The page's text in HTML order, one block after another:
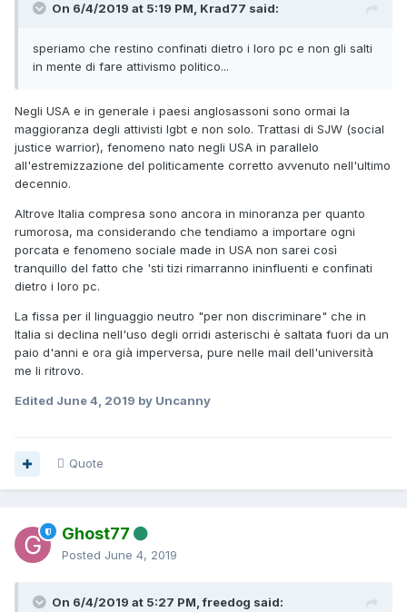
On 6/4/2019 at 5:19 PM, Krad77 said:
speriamo che restino confinati dietro i loro pc e non gli salti
in mente di fare attivismo politico...
Negli USA e in generale i paesi anglosassoni sono ormai la
maggioranza degli attivisti lgbt e non solo. Trattasi di SJW (social
justice warrior), fenomeno nato negli USA in parallelo
all'estremizzazione del politicamente corretto avvenuto nell'ultimo
decennio.
Altrove Italia compresa sono ancora in minoranza per quanto
rumorosa, ma considerando che tendiamo a importare ogni
porcata e fenomeno sociale made in USA non sarei così
tranquillo del fatto che 'sti tizi rimarranno ininfluenti e confinati
dietro i loro pc.
La fissa per il linguaggio neutro "per non discriminare" che in
Italia si declina nell'uso degli orridi asterischi è saltata fuori da un
paio d'anni e ora già imperversa, pure nelle mail dell'università
me li ritrovo.
Edited June 4, 2019 by Uncanny
Quote
Ghost77
Posted June 4, 2019
On 6/4/2019 at 5:27 PM, freedog said: